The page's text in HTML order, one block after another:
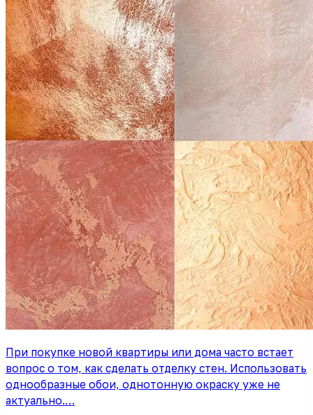
При покупке новой квартиры или дома часто встает
вопрос о том, как сделать отделку стен. Использовать
однообразные обои, однотонную окраску уже не
актуально.…